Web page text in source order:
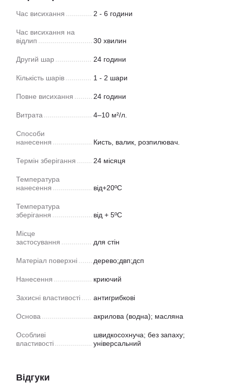
Час висихання 2 - 6 години
Час висихання на
відлип
30 хвилин
Другий шар 24 години
Кількість шарів 1 - 2 шари
Повне висихання 24 години
Витрата 4–10 м²/л.
Способи
нанесення
Кисть, валик, розпилювач.
Термін зберігання 24 місяця
Температура
нанесення
від+20ºС
Температура
зберігання
від + 5ºС
Місце
застосування
для стін
Матеріал поверхні дерево;двп;дсп
Нанесення криючий
Захисні властивості антигрибкові
Основа акрилова (водна); масляна
Особливі
властивості
швидкосохнуча; без запаху;
універсальний
Відгуки